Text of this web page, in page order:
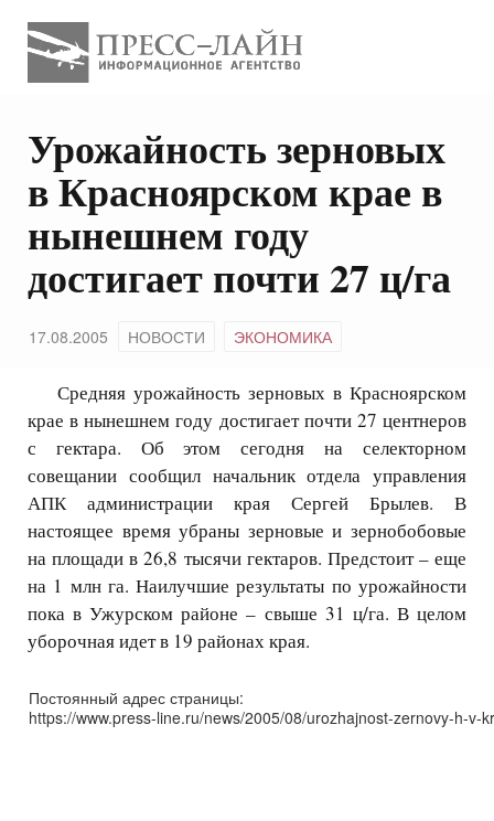
Урожайность зерновых
в Красноярском крае в
нынешнем году
достигает почти 27 ц/га
17.08.2005 НОВОСТИ ЭКОНОМИКА
Средняя урожайность зерновых в Красноярском
крае в нынешнем году достигает почти 27 центнеров
с гектара. Об этом сегодня на селекторном
совещании сообщил начальник отдела управления
АПК администрации края Сергей Брылев. В
настоящее время убраны зерновые и зернобобовые
на площади в 26,8 тысячи гектаров. Предстоит – еще
на 1 млн га. Наилучшие результаты по урожайности
пока в Ужурском районе – свыше 31 ц/га. В целом
уборочная идет в 19 районах края.
Постоянный адрес страницы:
https://www.press-line.ru/news/2005/08/urozhajnost-zernovy-h-